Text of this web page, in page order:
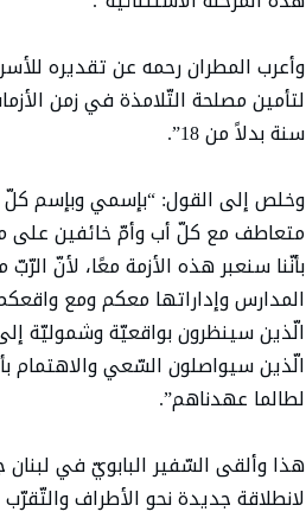
وأعرب المطران رحمه عن تقديره
سنة بدلاً من 18”.
وخلص إلى القول: “بإسمي وبإسم كلّ
متعاطف مع كلّ أب وأمّ خائفين على
بأنّنا سنعبر هذه الأزمة معًا، لأنّ
المدارس وإداراتها معكم ومع
الّذين سينظرون بواقعيّة وشموليّة
الّذين سيواصلون السّعي والاهتمام
لطالما عهدناهم”.
هذا وألقى السّفير البابويّ في
لانطلاقة جديدة نحو الأطراف